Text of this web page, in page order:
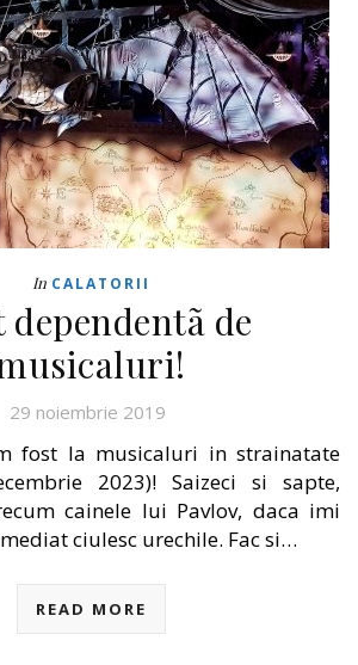
In CALATORII
dependentã de
29 noiembrie 2019
fost la musicaluri in strainatate
2023)! Saizeci si sapte,
cainele lui Pavlov, daca imi
ciulesc urechile. Fac si…
READ MORE